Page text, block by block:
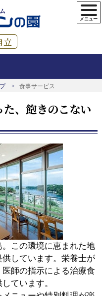
立
食事サービス
、飽きのこない
この環境に恵まれた地
しています。栄養士が
師の指示による治療食
ています。